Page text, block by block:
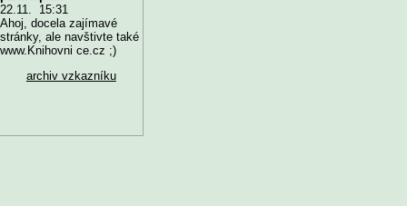
22.11. 15:31
Ahoj, docela zajímavé
stránky, ale navštivte také
www.Knihovni ce.cz ;)
archiv vzkazníku